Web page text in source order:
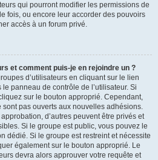
qui pourront modifier les permissions de
fois, ou encore leur accorder des pouvoirs
accès à un forum privé.
et comment puis-je en rejoindre un ?
d’utilisateurs en cliquant sur le lien
panneau de contrôle de l’utilisateur. Si
sur le bouton approprié. Cependant,
sont pas ouverts aux nouvelles adhésions.
d’autres peuvent être privés et
Si le groupe est public, vous pouvez le
dédié. Si le groupe est restreint et nécessite
également sur le bouton approprié. Le
devra alors approuver votre requête et